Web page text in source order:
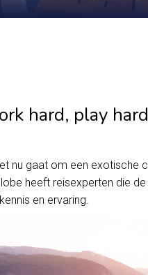
hard, play hard
nu gaat om een exotische
heeft reisexperten die
en ervaring.